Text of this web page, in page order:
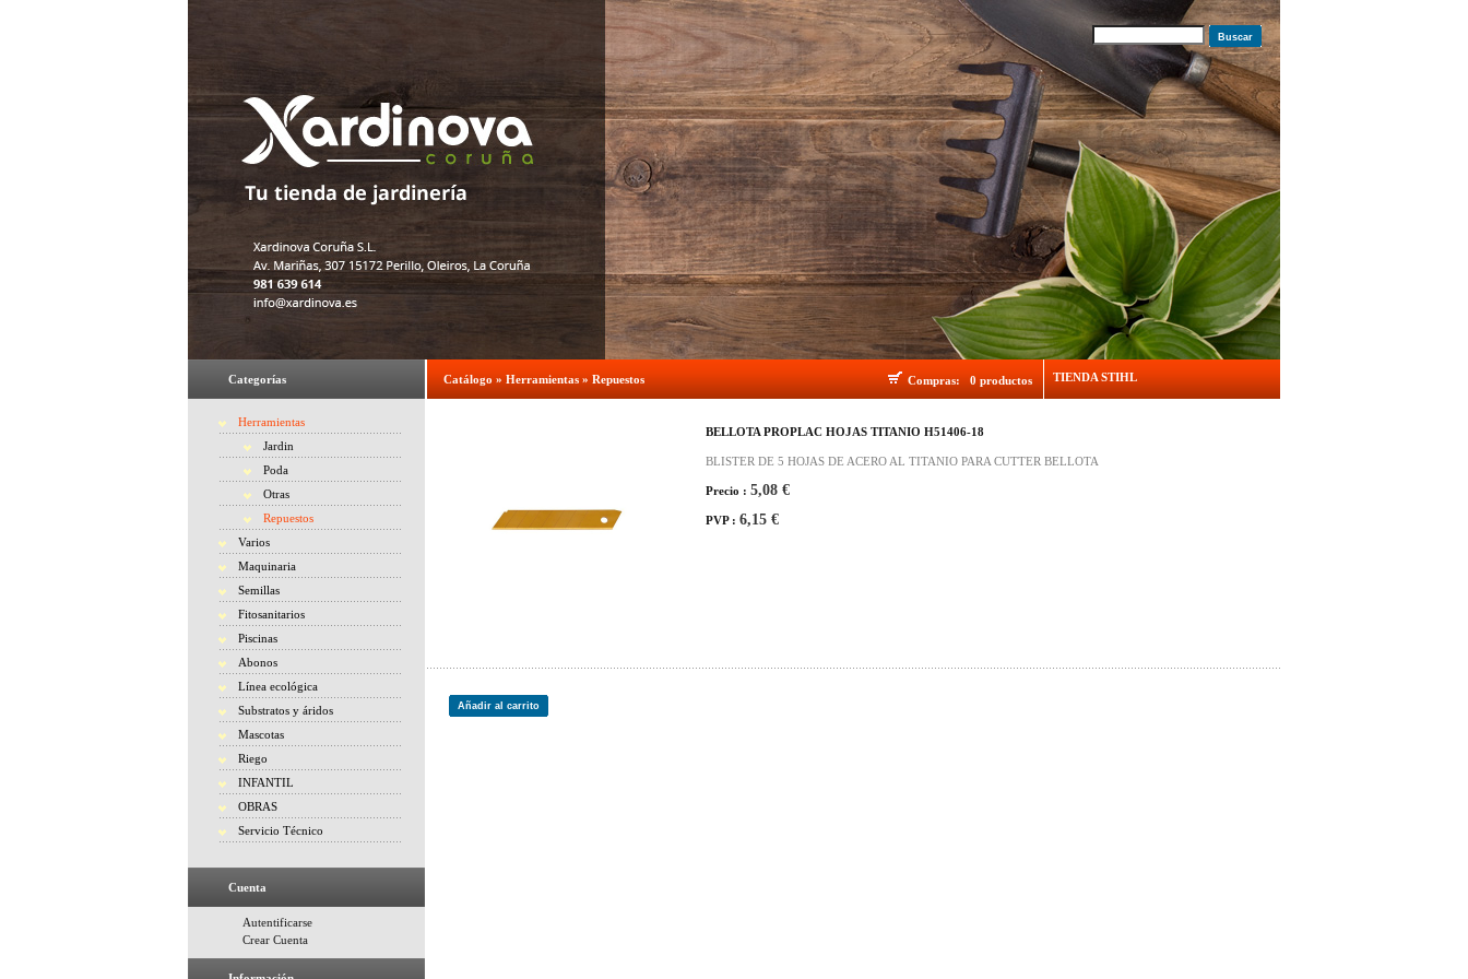
Buscar
Categorías
Herramientas
Jardin
Poda
Otras
Repuestos
Varios
Maquinaria
Semillas
Fitosanitarios
Piscinas
Abonos
Línea ecológica
Substratos y áridos
Mascotas
Riego
INFANTIL
OBRAS
Servicio Técnico
Cuenta
Autentificarse
Crear Cuenta
Catálogo » Herramientas » Repuestos Compras: 0 productos TIENDA STIHL
BELLOTA PROPLAC HOJAS TITANIO H51406-18
BLISTER DE 5 HOJAS DE ACERO AL TITANIO PARA CUTTER BELLOTA
Precio : 5,08 €
PVP : 6,15 €
Añadir al carrito